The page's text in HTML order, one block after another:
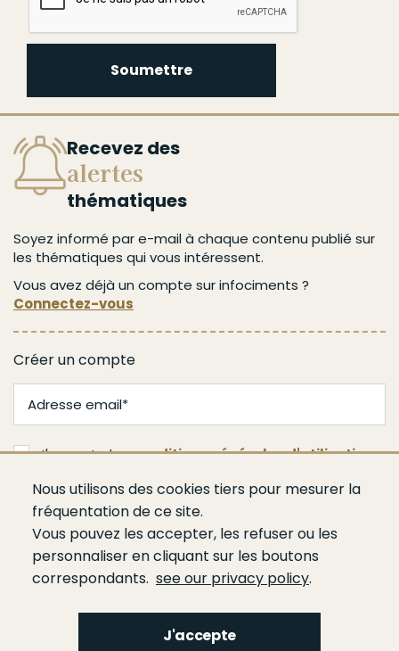
Nous utilisons des cookies tiers pour mesurer la
fréquentation de ce site.
Vous pouvez les accepter, les refuser ou les
personnaliser en cliquant sur les boutons
correspondants. see our privacy policy.
J'accepte
Soumettre
Recevez des
alertes
thématiques
Soyez informé par e-mail à chaque contenu publié sur
les thématiques qui vous intéressent.
Vous avez déjà un compte sur infociments ?
Connectez-vous
Créer un compte
J'accepte lesconditions générales d'utilisation
Valider